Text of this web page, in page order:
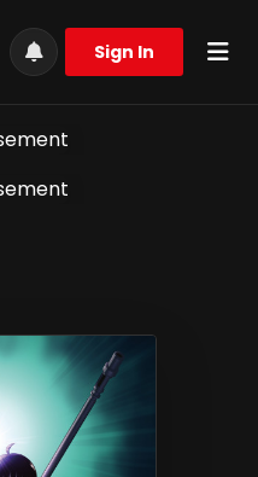
Sign In